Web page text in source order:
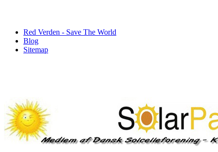
Red Verden - Save The World
Blog
Sitemap